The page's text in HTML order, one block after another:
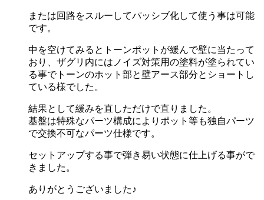
または回路をスルーしてパッシブ化して使う事は可能
です。
中を空けてみるとトーンポットが緩んで壁に当たって
おり、ザグリ内にはノイズ対策用の塗料が塗られてい
る事でトーンのホット部と壁アース部分とショートし
ている様でした。
結果として緩みを直しただけで直りました。
基盤は特殊なパーツ構成によりポット等も独自パーツ
で交換不可なパーツ仕様です。
セットアップする事で弾き易い状態に仕上げる事がで
きました。
ありがとうございました♪